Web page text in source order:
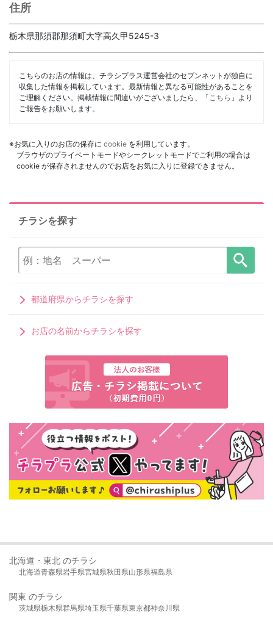
住所
栃木県那須郡那須町大字高久甲5245-3
こちらのお店の情報は、チラシプラス運営会社のセブンネットが独自に
収集した情報を掲載しています。最新情報と異なる可能性があることを
ご理解ください。掲載情報に間違いがございましたら、「 こちら 」より
ご報告をお願いします。
※お気に入りのお店の保存に cookie を利用しています。
ブラウザのプライベートモードやシークレットモードでご利用の場合は
cookie が保存されませんのでお店をお気に入りに登録できません。
チラシを探す
都道府県からチラシを探す
お店の名前からチラシを探す
北海道・東北 のチラシ
北海道青森県岩手県宮城県秋田県山形県福島県
関東 のチラシ
茨城県栃木県群馬県埼玉県千葉県東京都神奈川県